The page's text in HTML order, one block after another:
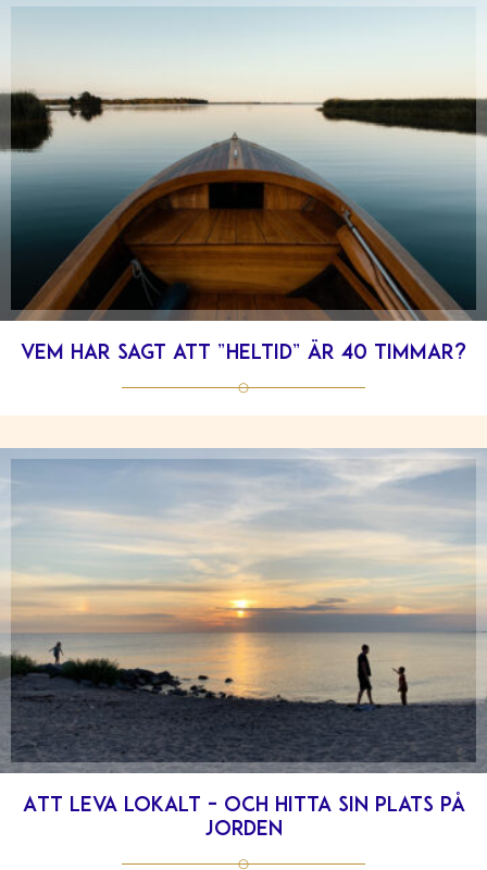
Vem har sagt att ”heltid” är 40 timmar?
Att leva lokalt – och hitta sin plats på
jorden